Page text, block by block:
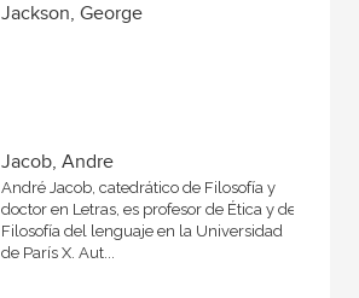
Jackson, George
Jacob, Andre
André Jacob, catedrático de Filosofía y
doctor en Letras, es profesor de Ética y de
Filosofía del lenguaje en la Universidad
de París X. Aut...